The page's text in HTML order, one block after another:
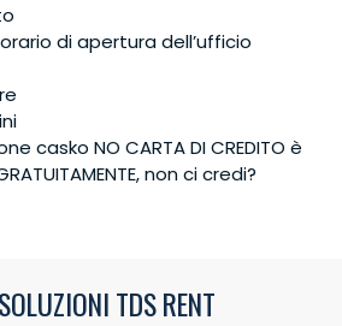
di apertura dell’ufficio
casko NO CARTA DI CREDITO è
non ci credi?
TDS RENT